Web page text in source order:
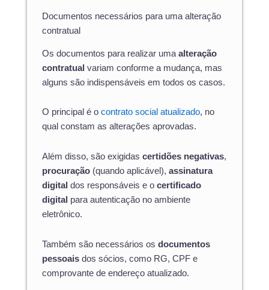
Documentos necessários para uma alteração
contratual
Os documentos para realizar uma alteração
contratual variam conforme a mudança, mas
alguns são indispensáveis em todos os casos.
O principal é o contrato social atualizado, no
qual constam as alterações aprovadas.
Além disso, são exigidas certidões negativas,
procuração (quando aplicável), assinatura
digital dos responsáveis e o certificado
digital para autenticação no ambiente
eletrônico.
Também são necessários os documentos
pessoais dos sócios, como RG, CPF e
comprovante de endereço atualizado.